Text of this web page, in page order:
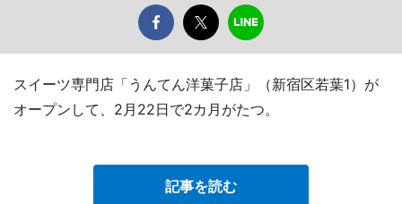
スイーツ専門店「うんてん洋菓子店」（新宿区若葉1）が
オープンして、2月22日で2カ月がたつ。
記事を読む